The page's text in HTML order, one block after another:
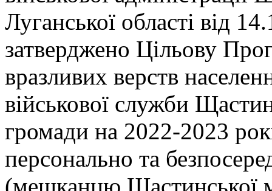
Луганської області від
затверджено Цільову
вразливих верств
військової служби
громади на 2022-2023
персонально та
(мешканцю Щастинської